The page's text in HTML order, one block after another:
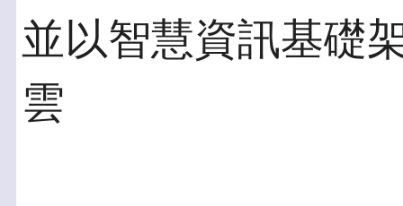
並以智慧資訊基礎
雲